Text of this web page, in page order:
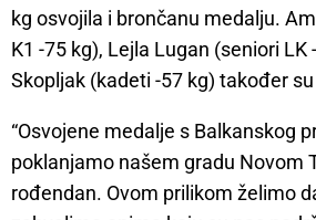
kg osvojila i brončanu medalju.
K1 -75 kg), Lejla Lugan (seniori LK
Skopljak (kadeti -57 kg) također
“Osvojene medalje s Balkanskog
poklanjamo našem gradu Novom
rođendan. Ovom prilikom želimo